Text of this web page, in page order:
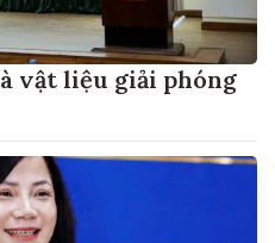
vật liệu giải phóng